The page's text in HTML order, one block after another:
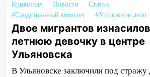
Криминал Новости
Статьи
#Следственный комитет
#Уголовное дело
Двое мигрантов
летнюю девочку в центре
Ульяновска
В Ульяновске заключили под стражу